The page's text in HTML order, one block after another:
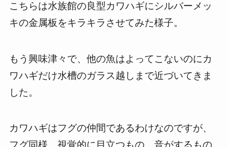
こちらは水族館の良型カワハギにシルバーメッ
キの金属板をキラキラさせてみた様子。
もう興味津々で、他の魚はよってこないのにカ
ワハギだけ水槽のガラス越しまで近づいてきま
した。
カワハギはフグの仲間であるわけなのですが、
フグ同様、視覚的に目立つもの、音がするもの